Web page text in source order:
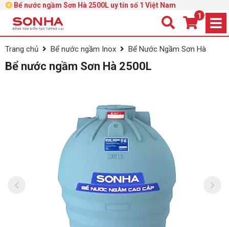
Bể nước ngầm Sơn Hà 2500L uy tín số 1 Việt Nam
1
Trang chủ Bể nước ngầm Inox Bể Nước Ngầm Sơn Hà
Bể nước ngầm Sơn Hà 2500L